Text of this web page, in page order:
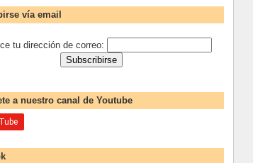
vía email
tu dirección de correo:
a nuestro canal de Youtube